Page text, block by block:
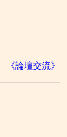
《論壇交流》